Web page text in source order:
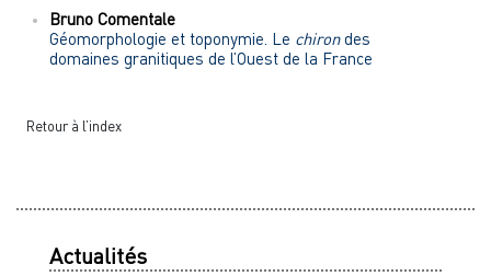
Bruno Comentale
Géomorphologie et toponymie. Le chirondes
domaines granitiques de l’Ouest de la France
Retour à l’index
Actualités